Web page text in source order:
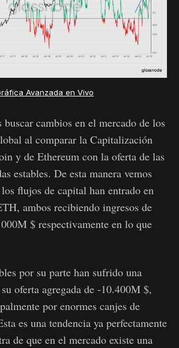
Avanzada en Vivo
buscar cambios en el mercado de los
al comparar la Capitalización
y de Ethereum con la oferta de las
estables. De esta manera vemos
flujos de capital han entrado en
ambos recibiendo ingresos de
$ respectivamente en lo que
por su parte han sufrido una
oferta agregada de -10.400M $,
por enormes canjes de
es una tendencia ya perfectamente
de que en el mercado existe una